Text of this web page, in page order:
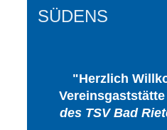
SÜDENS
"Herzlich
Vereinsgaststätte
des TSV Bad